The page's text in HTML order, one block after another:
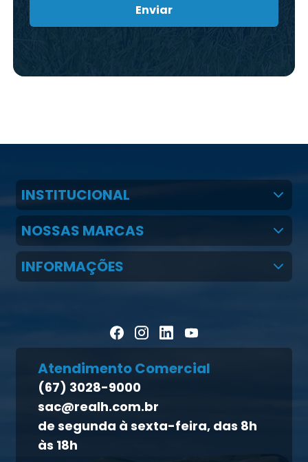
Enviar
INSTITUCIONAL
Quem Somos
Claudio Martins Real
LGPD
Direito dos titulares
Política de qualidade
Atendimento ao titular
Canal de ética
NOSSAS MARCAS
Real H Nutrição Animal
CMR Saúde
INFORMAÇÕES
Blog Pecuária Forte
Homeopet
Atendimento Comercial
(67) 3028-9000
sac@realh.com.br
de segunda à sexta-feira, das 8h
às 18h